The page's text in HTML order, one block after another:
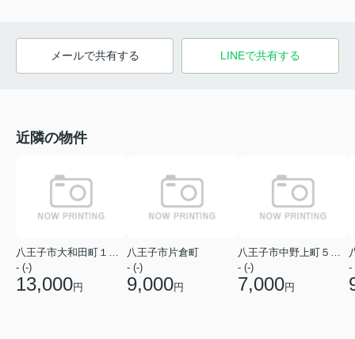
メールで共有する LINEで共有する
近隣の物件
- (-)
13,000円
八王子市片倉町
- (-)
9,000円
- (-)
7,000円
-